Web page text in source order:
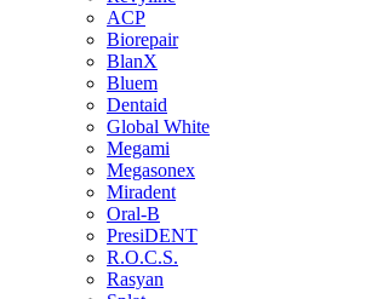
ACP
Biorepair
BlanX
Bluem
Dentaid
Global White
Megami
Megasonex
Miradent
Oral-B
PresiDENT
R.O.C.S.
Rasyan